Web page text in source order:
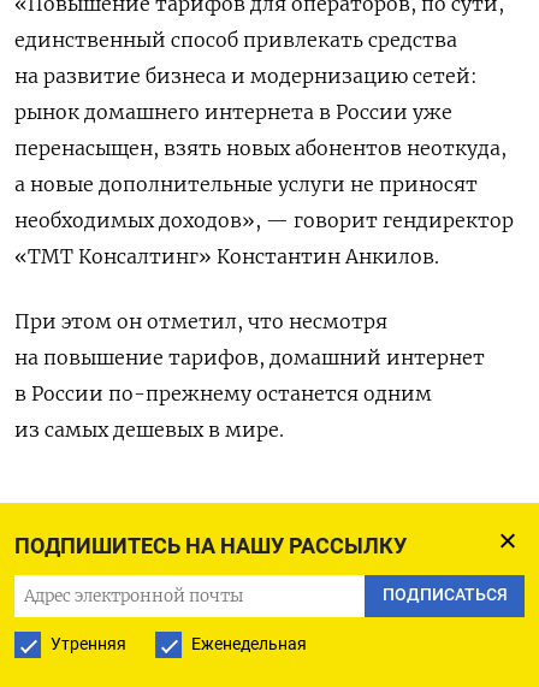
ПОДПИШИТЕСЬ НА НАШУ РАССЫЛКУ
ПОДПИСАТЬСЯ
Утренняя Еженедельная
единственный способ привлекать средства
на развитие бизнеса и модернизацию сетей:
рынок домашнего интернета в России уже
перенасыщен, взять новых абонентов неоткуда,
а новые дополнительные услуги не приносят
необходимых доходов», — говорит гендиректор
«ТМТ Консалтинг» Константин Анкилов.
При этом он отметил, что несмотря
на повышение тарифов, домашний интернет
в России по-прежнему останется одним
из самых дешевых в мире.
ПОДПИСАТЬСЯ НА ТЕЛЕГРАМ
ПОДПИСАТЬСЯ В GOOGLE